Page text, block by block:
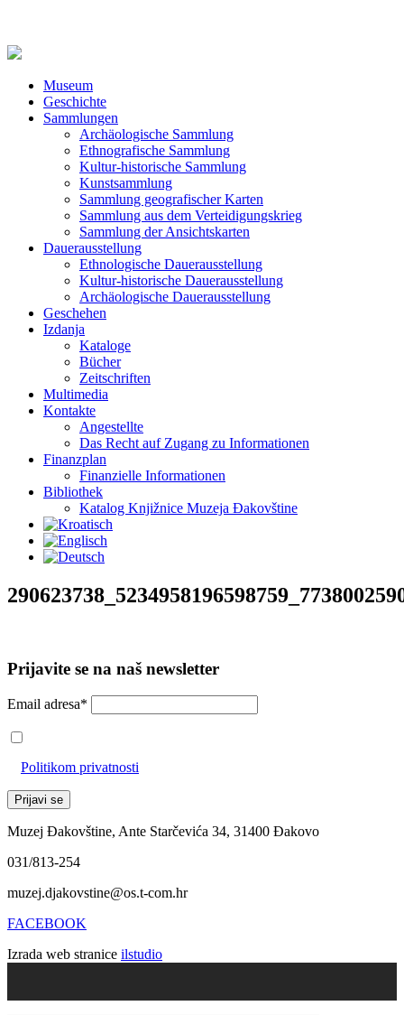
Museum
Geschichte
Sammlungen
Archäologische Sammlung
Ethnografische Sammlung
Kultur-historische Sammlung
Kunstsammlung
Sammlung geografischer Karten
Sammlung aus dem Verteidigungskrieg
Sammlung der Ansichtskarten
Dauerausstellung
Ethnologische Dauerausstellung
Kultur-historische Dauerausstellung
Archäologische Dauerausstellung
Geschehen
Izdanja
Kataloge
Bücher
Zeitschriften
Multimedia
Kontakte
Angestellte
Das Recht auf Zugang zu Informationen
Finanzplan
Finanzielle Informationen
Bibliothek
Katalog Knjižnice Muzeja Đakovštine
Prijavite se na naš newsletter
Email adresa*
Politikom privatnosti
Muzej Đakovštine, Ante Starčevića 34, 31400 Đakovo
031/813-254
muzej.djakovstine@os.t-com.hr
FACEBOOK
Izrada web stranice ilstudio